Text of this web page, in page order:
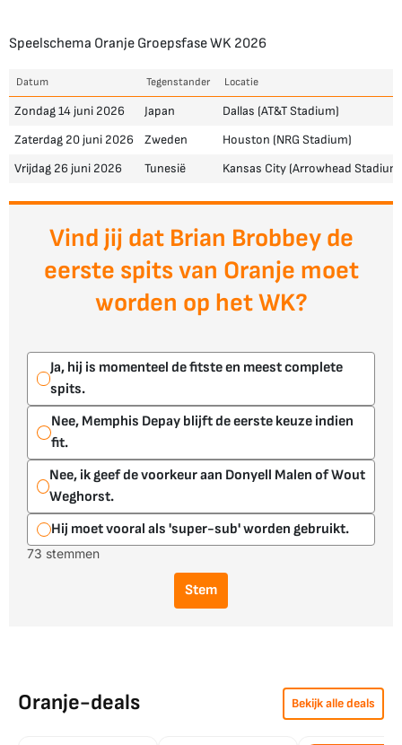
Speelschema Oranje Groepsfase WK 2026
Datum Tegenstander Locatie
Zondag 14 juni 2026 Japan
Dallas (AT&T Stadium)
Zaterdag 20 juni 2026
Zweden
Houston (NRG Stadium)
Vrijdag 26 juni 2026
Tunesië Kansas City (Arrowhead
Vind jij dat Brian Brobbey de
eerste spits van Oranje moet
worden op het WK?
Ja, hij is momenteel de fitste en meest complete
spits.
Nee, Memphis Depay blijft de eerste keuze indien
fit.
Nee, ik geef de voorkeur aan Donyell Malen of Wout
Weghorst.
Hij moet vooral als 'super-sub' worden gebruikt.
73 stemmen
Stem
Oranje-deals Bekijk alle deals